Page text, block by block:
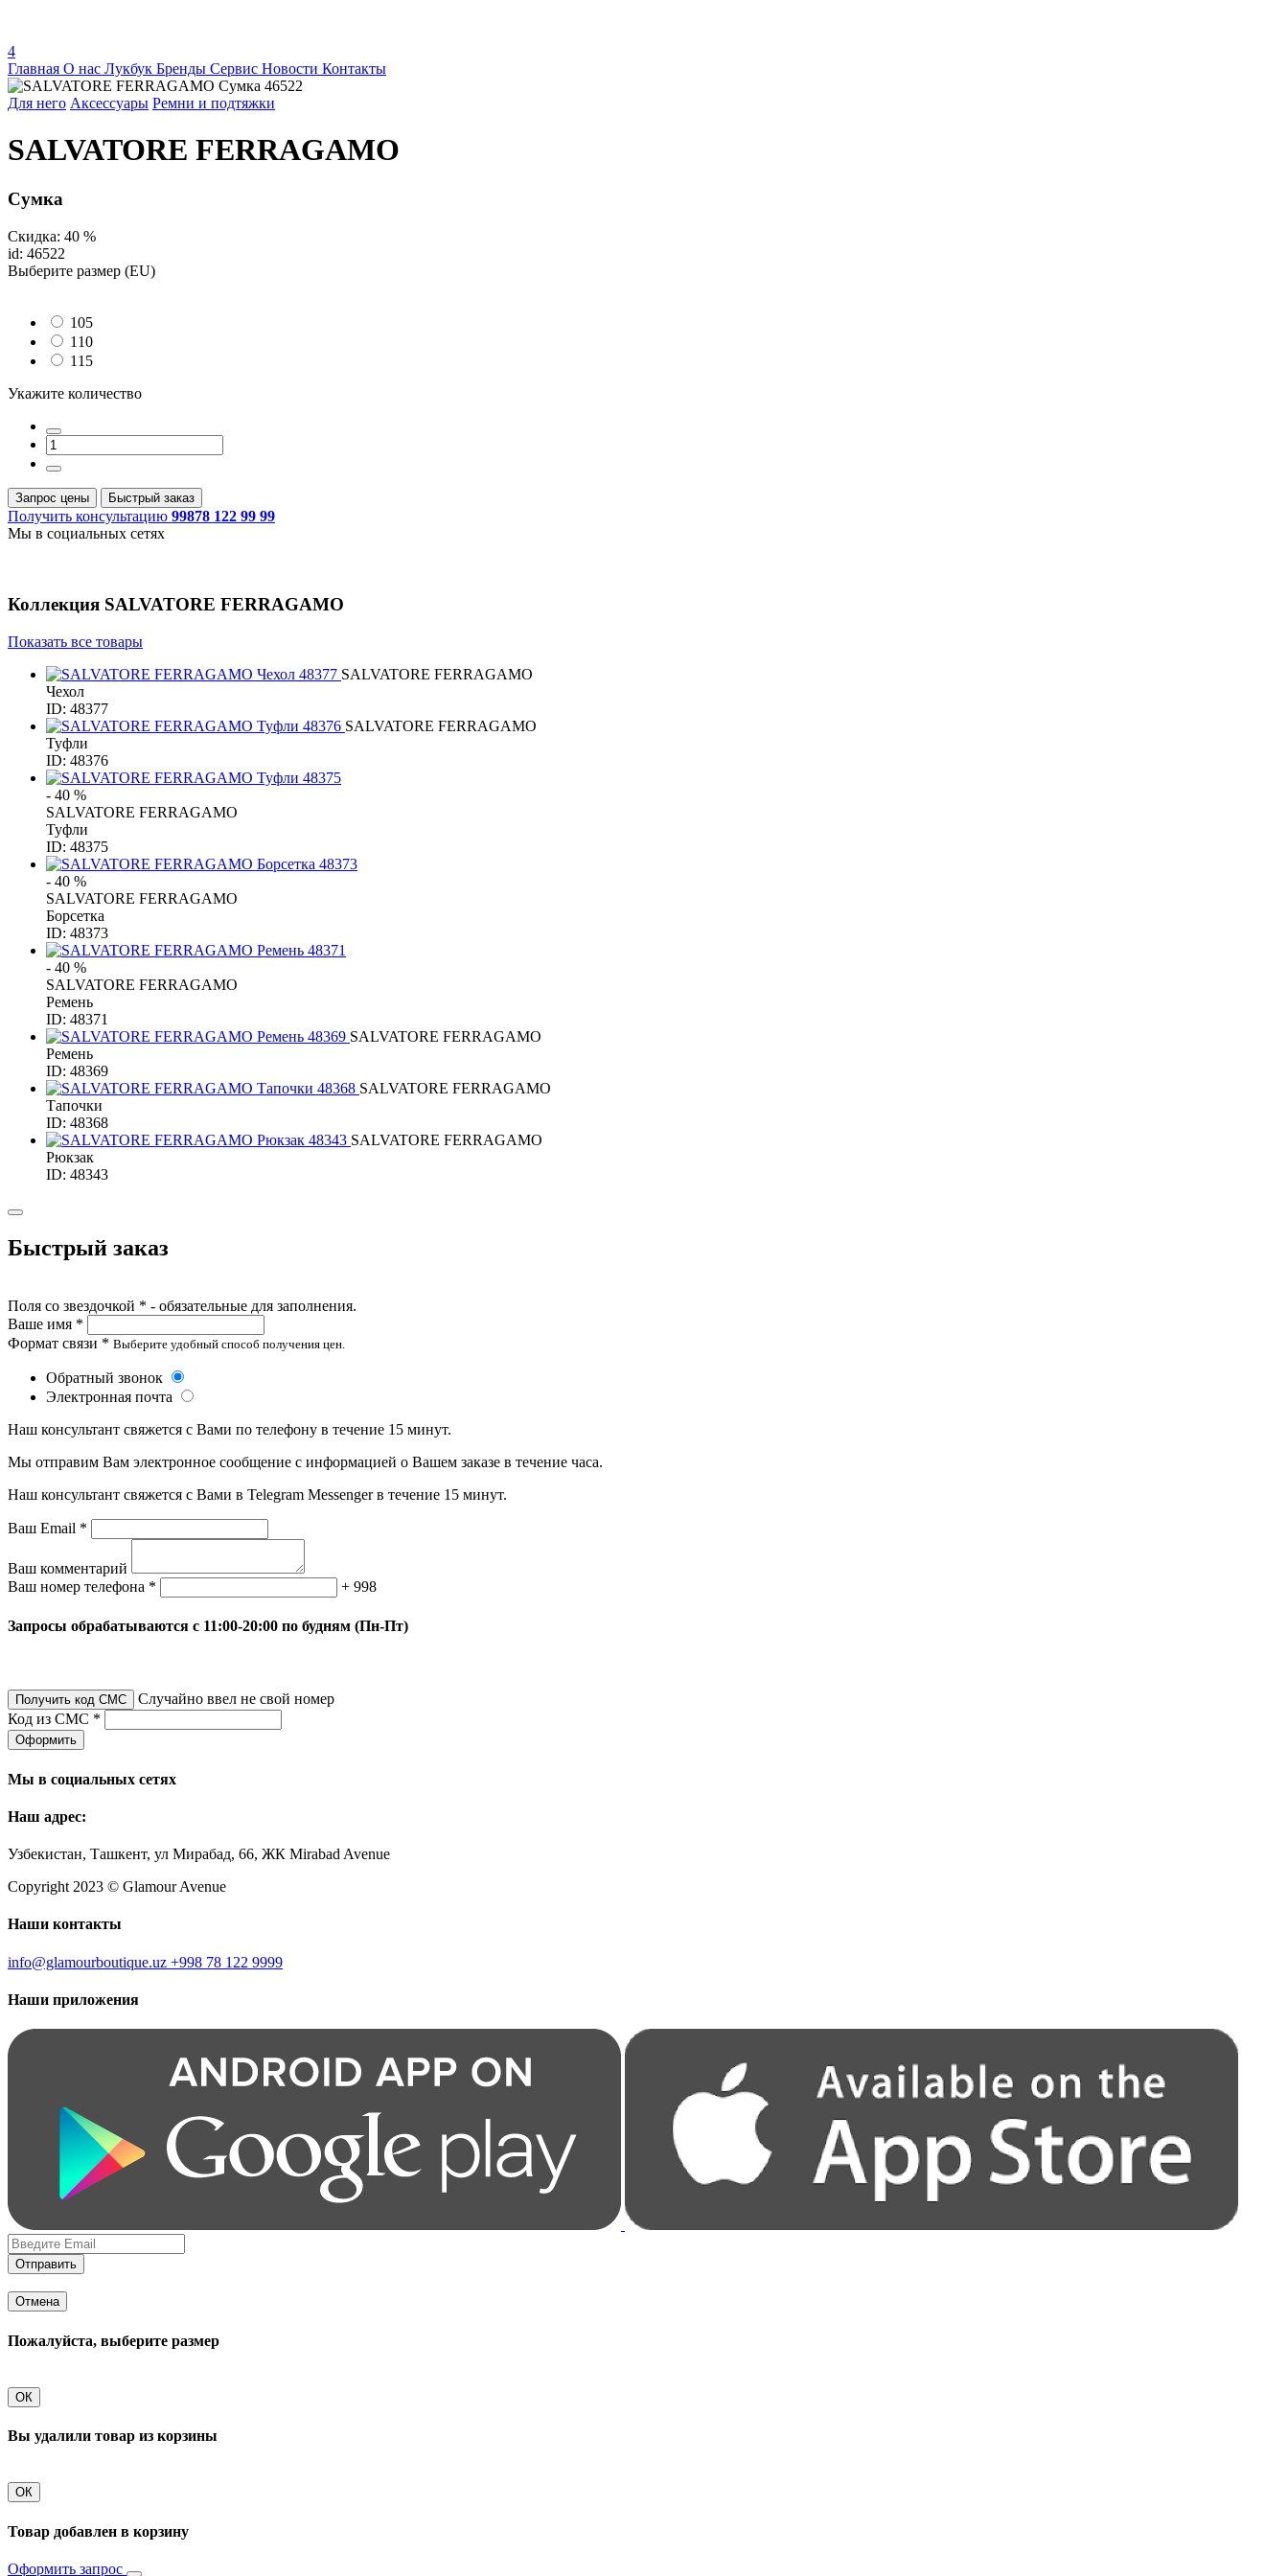
4
Главная О нас Лукбук Бренды Сервис Новости Контакты
Для него Аксессуары Ремни и подтяжки
SALVATORE FERRAGAMO
Сумка
Скидка: 40 %
id: 46522
Выберите размер (EU)
105
110
115
Укажите количество
Запрос цены Быстрый заказ
Получить консультацию 99878 122 99 99
Мы в социальных сетях
Коллекция SALVATORE FERRAGAMO
Показать все товары
SALVATORE FERRAGAMO
Чехол
ID: 48377
SALVATORE FERRAGAMO
Туфли
ID: 48376
- 40 %
SALVATORE FERRAGAMO
Туфли
ID: 48375
- 40 %
SALVATORE FERRAGAMO
Борсетка
ID: 48373
- 40 %
SALVATORE FERRAGAMO
Ремень
ID: 48371
SALVATORE FERRAGAMO
Ремень
ID: 48369
SALVATORE FERRAGAMO
Тапочки
ID: 48368
SALVATORE FERRAGAMO
Рюкзак
ID: 48343
Быстрый заказ
Поля со звездочкой * - обязательные для заполнения.
Ваше имя *
Формат связи * Выберите удобный способ получения цен.
Обратный звонок
Электронная почта
Наш консультант свяжется с Вами по телефону в течение 15 минут.
Мы отправим Вам электронное сообщение с информацией о Вашем заказе в течение часа.
Наш консультант свяжется с Вами в Telegram Messenger в течение 15 минут.
Ваш Email *
Ваш комментарий
Ваш номер телефона *
+ 998
Запросы обрабатываются с 11:00-20:00 по будням (Пн-Пт)
Получить код СМС
Случайно ввел не свой номер
Код из СМС *
Оформить
Мы в социальных сетях
Наш адрес:
Узбекистан, Ташкент, ул Мирабад, 66, ЖК Mirabad Avenue
Copyright 2023 © Glamour Avenue
Наши контакты
info@glamourboutique.uz +998 78 122 9999
Наши приложения
Отправить
Отмена
Пожалуйста, выберите размер
ОК
Вы удалили товар из корзины
ОК
Товар добавлен в корзину
Оформить запрос